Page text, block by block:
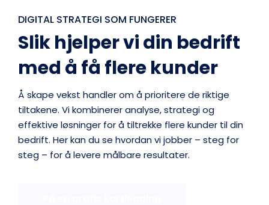
DIGITAL STRATEGI SOM FUNGERER
Slik hjelper vi din bedrift
med å få flere kunder
Å skape vekst handler om å prioritere de riktige
tiltakene. Vi kombinerer analyse, strategi og
effektive løsninger for å tiltrekke flere kunder til din
bedrift. Her kan du se hvordan vi jobber – steg for
steg – for å levere målbare resultater.